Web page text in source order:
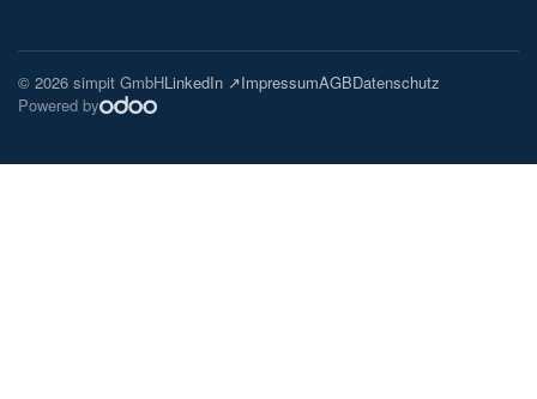
© 2026 simpit GmbHLinkedIn ↗ImpressumAGBDatenschutz
Powered by